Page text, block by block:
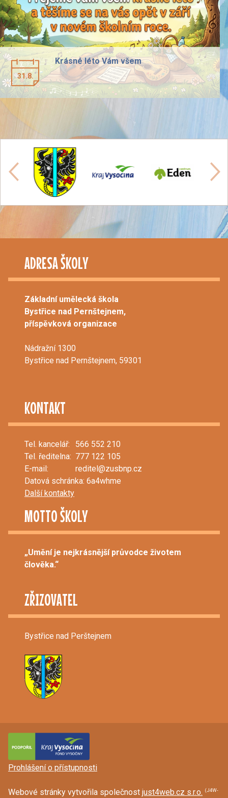
31.8.
Krásné léto Vám všem
předchozí
ADRESA ŠKOLY
Základní umělecká škola
Bystřice nad Pernštejnem,
příspěvková organizace
Nádražní 1300
Bystřice nad Pernštejnem, 59301
KONTAKT
Tel. kancelář:
566 552 210
Tel. ředitelna: 777 122 105
E-mail:
reditel@zusbnp.cz
Datová schránka: 6a4whme
Další kontakty
MOTTO ŠKOLY
„Umění je nejkrásnější průvodce životem
člověka.“
ZŘIZOVATEL
Bystřice nad Perštejnem
Prohlášení o přístupnosti
Webové stránky vytvořila společnost just4web.cz s.r.o. (J4W-